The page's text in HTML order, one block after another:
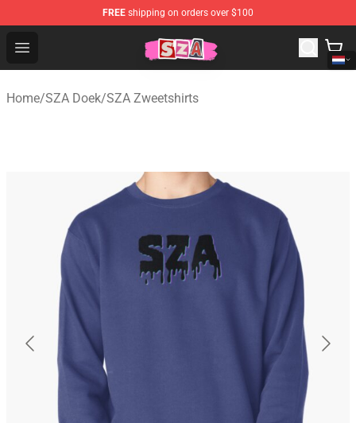
FREE shipping on orders over $100
Open menu
SZA Shop - Official SZA Merchandise Store
Home/SZA Doek/SZA Zweetshirts